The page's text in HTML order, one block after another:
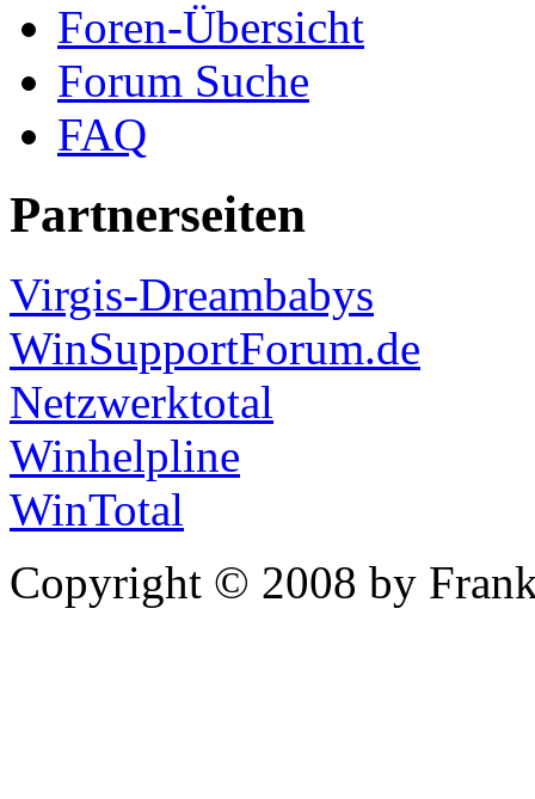
Foren-Übersicht
Forum Suche
FAQ
Partnerseiten
Virgis-Dreambabys
WinSupportForum.de
Netzwerktotal
Winhelpline
WinTotal
Copyright © 2008 by